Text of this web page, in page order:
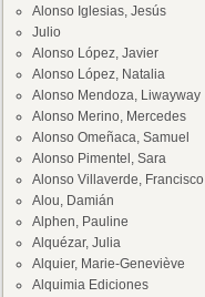
Alonso Iglesias, Jesús
Julio
Alonso López, Javier
Alonso López, Natalia
Alonso Mendoza, Liwayway
Alonso Merino, Mercedes
Alonso Omeñaca, Samuel
Alonso Pimentel, Sara
Alonso Villaverde, Francisco
Alou, Damián
Alphen, Pauline
Alquézar, Julia
Alquier, Marie-Geneviève
Alquimia Ediciones